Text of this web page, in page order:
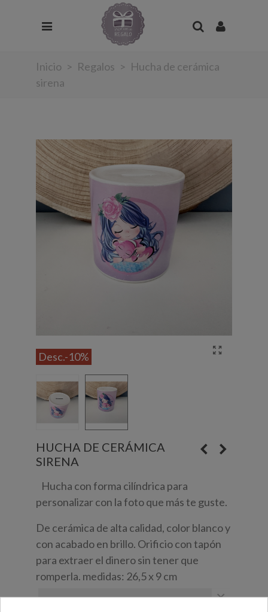
Inicio > Regalos > Hucha de cerámica
sirena
Desc.-10%
HUCHA DE CERÁMICA
SIRENA
Hucha con forma cilíndrica para
personalizar con la foto que más te guste.
De cerámica de alta calidad, color blanco y
con acabado en brillo. Orificio con tapón
para extraer el dinero sin tener que
romperla. medidas: 26,5 x 9 cm
×